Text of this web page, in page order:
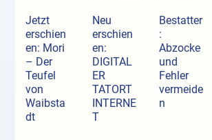
Jetzt
erschien
en: Mori
– Der
Teufel
von
Waibsta
dt
Neu
erschien
en:
DIGITAL
ER
TATORT
INTERNE
T
Bestatter
:
Abzocke
und
Fehler
vermeide
n